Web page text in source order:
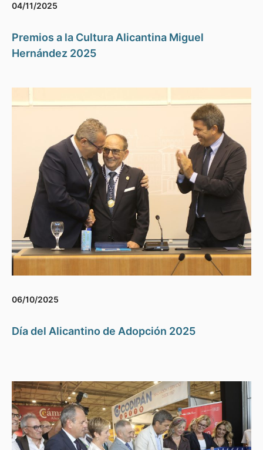
04/11/2025
Premios a la Cultura Alicantina Miguel
Hernández 2025
06/10/2025
Día del Alicantino de Adopción 2025